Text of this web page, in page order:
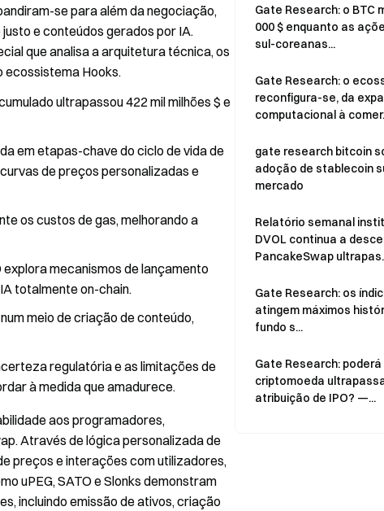
se para além da negociação,
e conteúdos gerados por IA.
que analisa a arquitetura técnica, os
ecossistema Hooks.
ultrapassou 422 mil milhões $ e
em etapas-chave do ciclo de vida de
de preços personalizadas e
os custos de gas, melhorando a
explora mecanismos de lançamento
totalmente on-chain.
meio de criação de conteúdo,
regulatória e as limitações de
à medida que amadurece.
aos programadores,
Através de lógica personalizada de
preços e interações com utilizadores,
uPEG, SATO e Slonks demonstram
incluindo emissão de ativos, criação
Gate Research: o BTC
000 $ enquanto as
sul-coreanas...
Gate Research: o
reconfigura-se, da
computacional à
gate research bitcoin
adoção de stablecoin
mercado
Relatório semanal
DVOL continua a
PancakeSwap
Gate Research: os
atingem máximos
fundo s...
Gate Research:
criptomoeda
atribuição de IPO? —...